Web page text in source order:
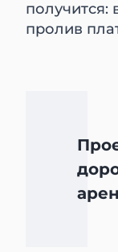
получится:
пролив